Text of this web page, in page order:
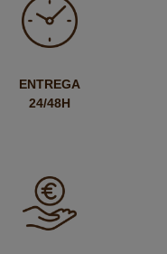
ENTREGA
24/48H